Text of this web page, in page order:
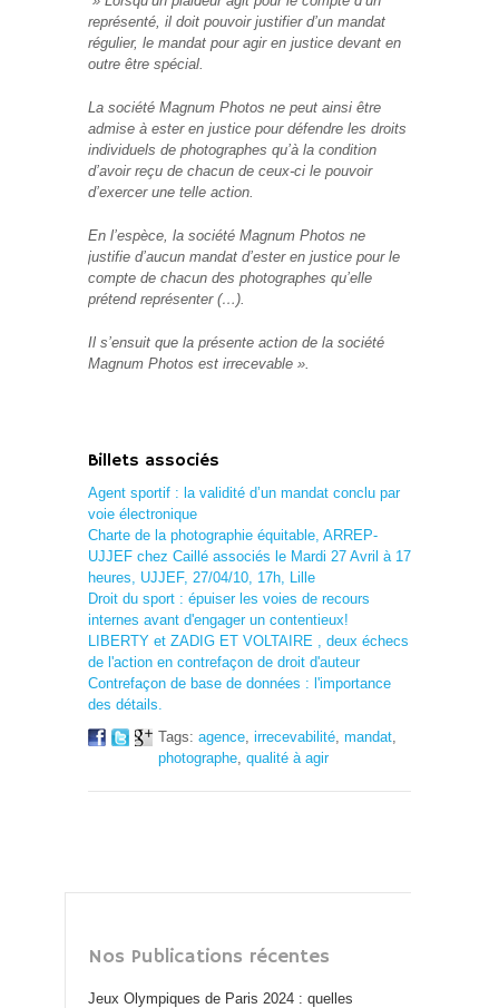
représenté, il doit pouvoir justifier d’un mandat
régulier, le mandat pour agir en justice devant en
outre être spécial.
La société Magnum Photos ne peut ainsi être
admise à ester en justice pour défendre les droits
individuels de photographes qu’à la condition
d’avoir reçu de chacun de ceux-ci le pouvoir
d’exercer une telle action.
En l’espèce, la société Magnum Photos ne
justifie d’aucun mandat d’ester en justice pour le
compte de chacun des photographes qu’elle
prétend représenter (…).
Il s’ensuit que la présente action de la société
Magnum Photos est irrecevable ».
Billets associés
Agent sportif : la validité d’un mandat conclu par
voie électronique
Charte de la photographie équitable, ARREP-
UJJEF chez Caillé associés le Mardi 27 Avril à 17
heures, UJJEF, 27/04/10, 17h, Lille
Droit du sport : épuiser les voies de recours
internes avant d'engager un contentieux!
LIBERTY et ZADIG ET VOLTAIRE , deux échecs
de l'action en contrefaçon de droit d'auteur
Contrefaçon de base de données : l'importance
des détails.
Tags: agence, irrecevabilité, mandat,
photographe, qualité à agir
Nos Publications récentes
Jeux Olympiques de Paris 2024 : quelles